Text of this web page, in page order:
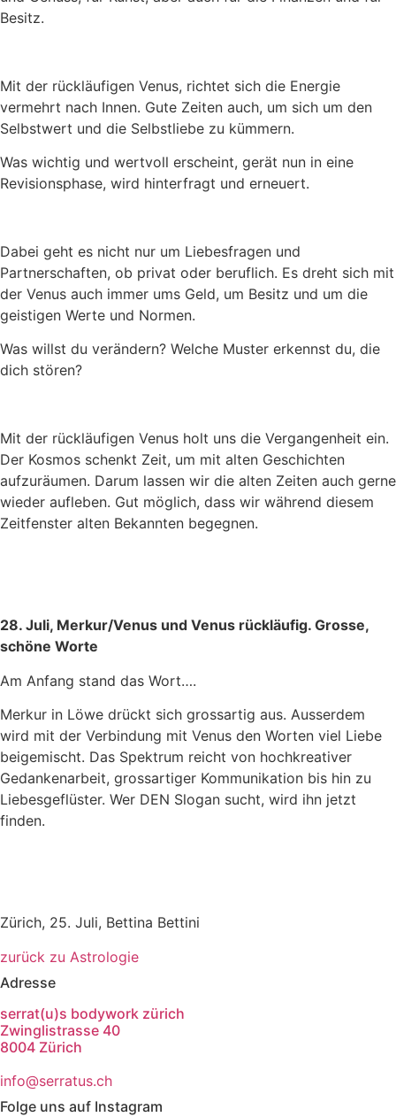
Besitz.
Mit der rückläufigen Venus, richtet sich die Energie
vermehrt nach Innen. Gute Zeiten auch, um sich um den
Selbstwert und die Selbstliebe zu kümmern.
Was wichtig und wertvoll erscheint, gerät nun in eine
Revisionsphase, wird hinterfragt und erneuert.
Dabei geht es nicht nur um Liebesfragen und
Partnerschaften, ob privat oder beruflich. Es dreht sich mit
der Venus auch immer ums Geld, um Besitz und um die
geistigen Werte und Normen.
Was willst du verändern? Welche Muster erkennst du, die
dich stören?
Mit der rückläufigen Venus holt uns die Vergangenheit ein.
Der Kosmos schenkt Zeit, um mit alten Geschichten
aufzuräumen. Darum lassen wir die alten Zeiten auch gerne
wieder aufleben. Gut möglich, dass wir während diesem
Zeitfenster alten Bekannten begegnen.
28. Juli, Merkur/Venus und Venus rückläufig. Grosse,
schöne Worte
Am Anfang stand das Wort….
Merkur in Löwe drückt sich grossartig aus. Ausserdem
wird mit der Verbindung mit Venus den Worten viel Liebe
beigemischt. Das Spektrum reicht von hochkreativer
Gedankenarbeit, grossartiger Kommunikation bis hin zu
Liebesgeflüster. Wer DEN Slogan sucht, wird ihn jetzt
finden.
Zürich, 25. Juli, Bettina Bettini
zurück zu Astrologie
Adresse
serrat(u)s bodywork zürich
Zwinglistrasse 40
8004 Zürich
info@serratus.ch
Folge uns auf Instagram